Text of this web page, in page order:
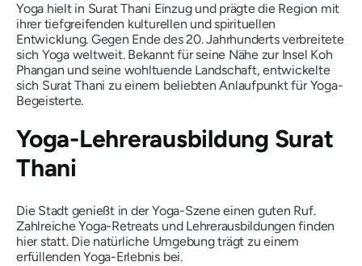
Yoga hielt in Surat Thani Einzug und prägte die Region mit
ihrer tiefgreifenden kulturellen und spirituellen
Entwicklung. Gegen Ende des 20. Jahrhunderts verbreitete
sich Yoga weltweit. Bekannt für seine Nähe zur Insel Koh
Phangan und seine wohltuende Landschaft, entwickelte
sich Surat Thani zu einem beliebten Anlaufpunkt für Yoga-
Begeisterte.
Yoga-Lehrerausbildung Surat
Thani
Die Stadt genießt in der Yoga-Szene einen guten Ruf.
Zahlreiche Yoga-Retreats und Lehrerausbildungen finden
hier statt. Die natürliche Umgebung trägt zu einem
erfüllenden Yoga-Erlebnis bei.